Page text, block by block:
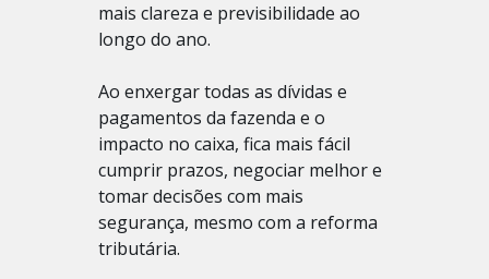
mais clareza e previsibilidade ao
longo do ano.
Ao enxergar todas as dívidas e
pagamentos da fazenda e o
impacto no caixa, fica mais fácil
cumprir prazos, negociar melhor e
tomar decisões com mais
segurança, mesmo com a reforma
tributária.